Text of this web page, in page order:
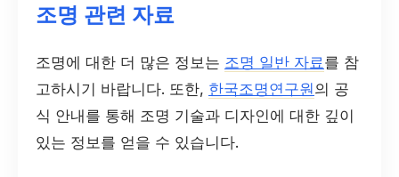
조명 관련 자료
조명에 대한 더 많은 정보는 조명 일반 자료를 참
고하시기 바랍니다. 또한, 한국조명연구원의 공
식 안내를 통해 조명 기술과 디자인에 대한 깊이
있는 정보를 얻을 수 있습니다.